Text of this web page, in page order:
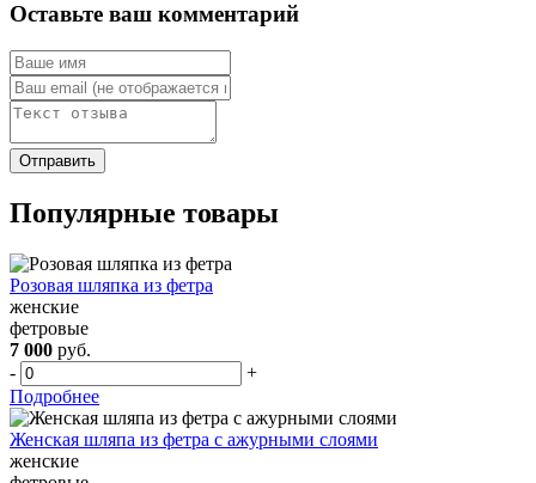
Оставьте ваш комментарий
Популярные товары
Розовая шляпка из фетра
женские
фетровые
7 000 руб.
-
+
Подробнее
Женская шляпа из фетра с ажурными слоями
женские